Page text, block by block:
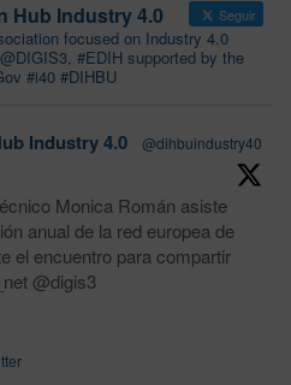
Hub Industry 4.0 Seguir
focused on Industry 4.0
#EDIH supported by the
#i40 #DIHBU
Industry 4.0
@dihbuindustry40
Monica Román asiste
anual de la red europea de
el encuentro para compartir
@digis3